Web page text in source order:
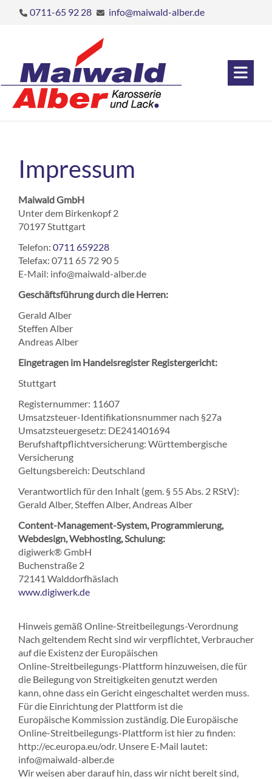
0711-65 92 28 info@maiwald-alber.de
Impressum
Maiwald GmbH
Unter dem Birkenkopf 2
70197 Stuttgart
Telefon: 0711 659228
Telefax: 0711 65 72 90 5
E-Mail: info@maiwald-alber.de
Geschäftsführung durch die Herren:
Gerald Alber
Steffen Alber
Andreas Alber
Eingetragen im Handelsregister Registergericht:
Stuttgart
Registernummer: 11607
Umsatzsteuer-Identifikationsnummer nach §27a
Umsatzsteuergesetz: DE241401694
Berufshaftpflichtversicherung: Württembergische
Versicherung
Geltungsbereich: Deutschland
Verantwortlich für den Inhalt (gem. § 55 Abs. 2 RStV):
Gerald Alber, Steffen Alber, Andreas Alber
Content-Management-System, Programmierung,
Webdesign, Webhosting, Schulung:
digiwerk® GmbH
Buchenstraße 2
72141 Walddorfhäslach
www.digiwerk.de
Hinweis gemäß Online-Streitbeilegungs-Verordnung
Nach geltendem Recht sind wir verpflichtet, Verbraucher
auf die Existenz der Europäischen
Online-Streitbeilegungs-Plattform hinzuweisen, die für
die Beilegung von Streitigkeiten genutzt werden
kann, ohne dass ein Gericht eingeschaltet werden muss.
Für die Einrichtung der Plattform ist die
Europäische Kommission zuständig. Die Europäische
Online-Streitbeilegungs-Plattform ist hier zu finden:
http://ec.europa.eu/odr. Unsere E-Mail lautet:
info@maiwald-alber.de
Wir weisen aber darauf hin, dass wir nicht bereit sind,